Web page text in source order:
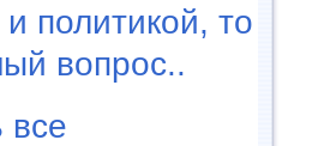
политикой, то
вопрос..
все